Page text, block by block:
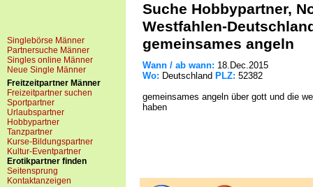
Singlebörse Männer
Partnersuche Männer
Singles online Männer
Neue Single Männer
Freitzeitpartner Männer
Freizeitpartner suchen
Sportpartner
Urlaubspartner
Hobbypartner
Tanzpartner
Kurse-Bildungspartner
Kultur-Eventpartner
Erotikpartner finden
Seitensprung
Kontaktanzeigen
Suche Hobbypartner,
Westfahlen-
gemeinsames angeln
Wann / ab wann: 18.Dec.2015
Wo: Deutschland PLZ: 52382
gemeinsames angeln über gott und die
haben